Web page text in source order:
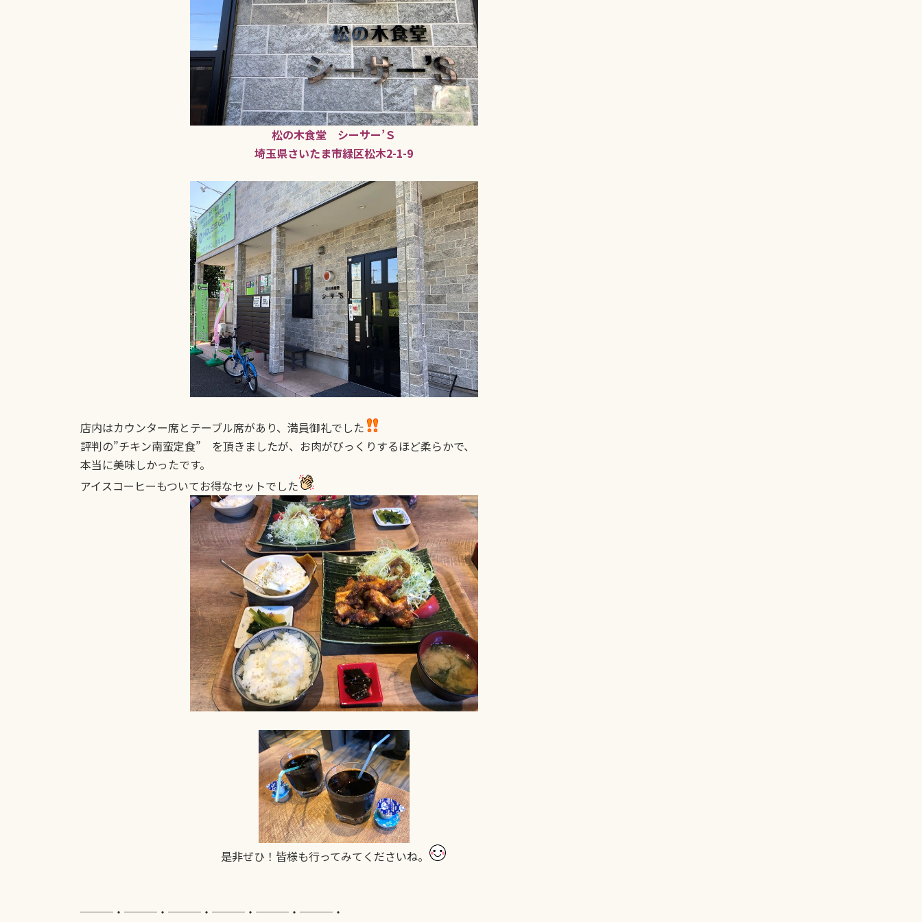
松の木食堂 シーサー’Ｓ
埼玉県さいたま市緑区松木2-1-9
店内はカウンター席とテーブル席があり、満員御礼でした
評判の”チキン南蛮定食” を頂きましたが、お肉がびっくりするほど柔らかで、
本当に美味しかったです。
アイスコーヒーもついてお得なセットでした
是非ぜひ！皆様も行ってみてくださいね。
───・───・───・───・───・───・